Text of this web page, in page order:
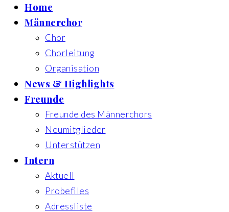
Home
Männerchor
Chor
Chorleitung
Organisation
News & Highlights
Freunde
Freunde des Männerchors
Neumitglieder
Unterstützen
Intern
Aktuell
Probefiles
Adressliste